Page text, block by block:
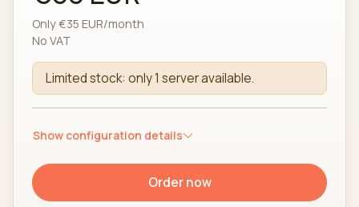
Only €35 EUR/month
No VAT
Limited stock: only 1 server available.
Show configuration details
Order now